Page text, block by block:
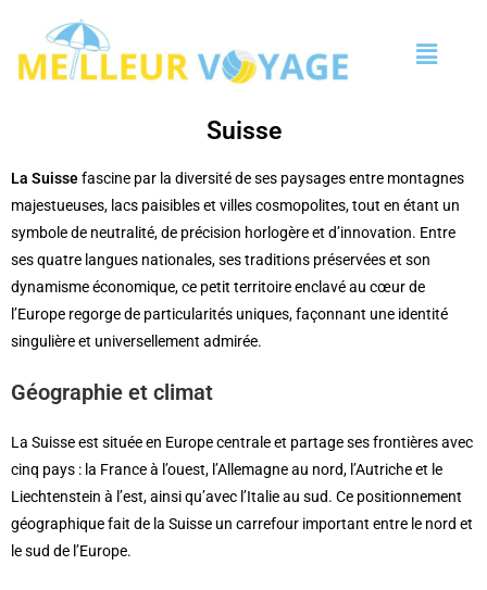
Suisse
La Suissefascine par la diversité de ses paysages entre montagnes
majestueuses, lacs paisibles et villes cosmopolites, tout en étant un
symbole de neutralité, de précision horlogère et d’innovation. Entre
ses quatre langues nationales, ses traditions préservées et son
dynamisme économique, ce petit territoire enclavé au cœur de
l’Europe regorge de particularités uniques, façonnant une identité
singulière et universellement admirée.
Géographie et climat
La Suisse est située en Europe centrale et partage ses frontières avec
cinq pays : la France à l’ouest, l’Allemagne au nord, l’Autriche et le
Liechtenstein à l’est, ainsi qu’avec l’Italie au sud. Ce positionnement
géographique fait de la Suisse un carrefour important entre le nord et
le sud de l’Europe.